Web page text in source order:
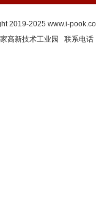
2019-2025 www.i-
家高新技术工业园 联系